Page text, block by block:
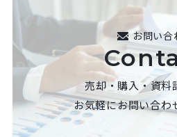
お問い合
売却・購入・資料
お気軽にお問い合わ